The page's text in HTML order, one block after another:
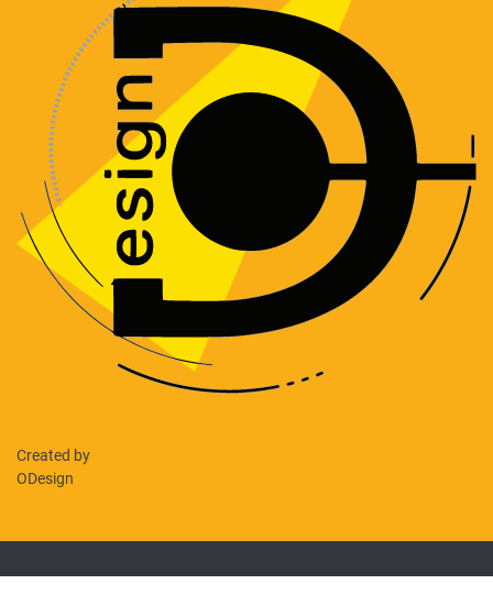
Created by
ODesign